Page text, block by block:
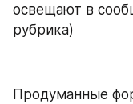
освещают в
рубрика)
Продуманные